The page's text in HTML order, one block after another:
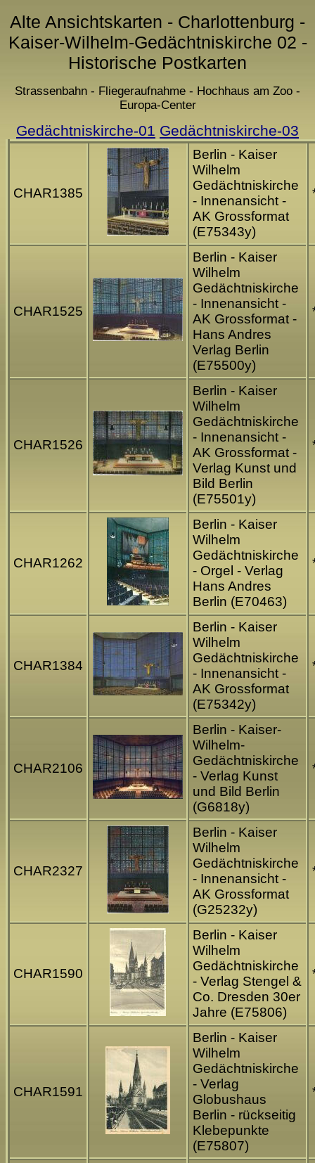
Alte Ansichtskarten - Charlottenburg -
Kaiser-Wilhelm-Gedächtniskirche 02 -
Historische Postkarten
Strassenbahn - Fliegeraufnahme - Hochhaus am Zoo -
Europa-Center
Gedächtniskirche-01 Gedächtniskirche-03
CHAR1385
Berlin - Kaiser
Wilhelm
Gedächtniskirche
- Innenansicht -
AK Grossformat
(E75343y)
CHAR1525
Berlin - Kaiser
Wilhelm
Gedächtniskirche
- Innenansicht -
AK Grossformat -
Hans Andres
Verlag Berlin
(E75500y)
CHAR1526
Berlin - Kaiser
Wilhelm
Gedächtniskirche
- Innenansicht -
AK Grossformat -
Verlag Kunst und
Bild Berlin
(E75501y)
CHAR1262
Berlin - Kaiser
Wilhelm
Gedächtniskirche
- Orgel - Verlag
Hans Andres
Berlin (E70463)
CHAR1384
Berlin - Kaiser
Wilhelm
Gedächtniskirche
- Innenansicht -
AK Grossformat
(E75342y)
CHAR2106
Berlin - Kaiser-
Wilhelm-
Gedächtniskirche
- Verlag Kunst
und Bild Berlin
(G6818y)
CHAR2327
Berlin - Kaiser
Wilhelm
Gedächtniskirche
- Innenansicht -
AK Grossformat
(G25232y)
CHAR1590
Berlin - Kaiser
Wilhelm
Gedächtniskirche
- Verlag Stengel &
Co. Dresden 30er
Jahre (E75806)
CHAR1591
Berlin - Kaiser
Wilhelm
Gedächtniskirche
- Verlag
Globushaus
Berlin - rückseitig
Klebepunkte
(E75807)